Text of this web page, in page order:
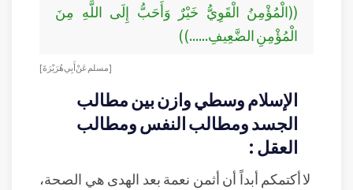
((الْمُؤْمِنُ الْقَوِيُّ خَيْرٌ وَأَحَبُّ إِلَى اللَّهِ مِنَ
الْمُؤْمِنِ الضَّعِيفِ......))
[مسلم عَنْ أَبِي هُرَيْرَةَ]
الإسلام وسطي وازن بين مطالب
الجسد ومطالب النفس ومطالب
العقل :
لا أكتمكم أبداً أن أثمن نعمة بعد الهدى هي الصحة،